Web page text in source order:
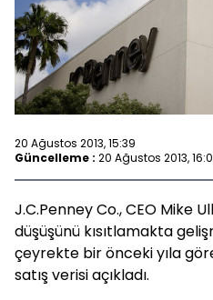
20 Ağustos 2013, 15:39
Güncelleme : 20 Ağustos 2013,
J.C.Penney Co., CEO Mike
düşüşünü kısıtlamakta
çeyrekte bir önceki yıla
satış verisi açıkladı.